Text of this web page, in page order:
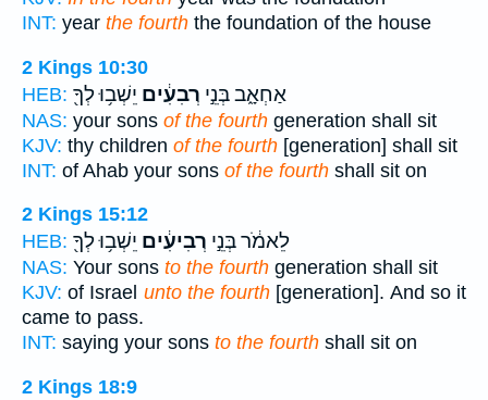
INT: year the fourth the foundation of the house
2 Kings 10:30
HEB:
אַחְאָ֑ב בְּנֵ֣י רְבִעִ֔ים יֵשְׁב֥וּ לְךָ֖
NAS: your sons of the fourth generation shall sit
KJV: thy children of the fourth [generation] shall sit
INT: of Ahab your sons of the fourth shall sit on
2 Kings 15:12
HEB:
לֵאמֹ֔ר בְּנֵ֣י רְבִיעִ֔ים יֵשְׁב֥וּ לְךָ֖
NAS: Your sons to the fourth generation shall sit
KJV: of Israel unto the fourth [generation]. And so it
came to pass.
INT: saying your sons to the fourth shall sit on
2 Kings 18:9